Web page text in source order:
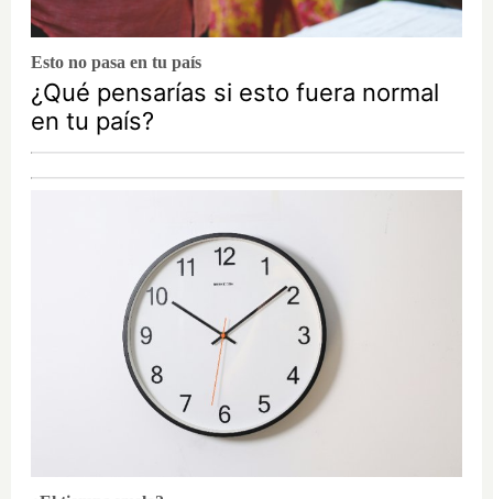
Esto no pasa en tu país
¿Qué pensarías si esto fuera normal
en tu país?